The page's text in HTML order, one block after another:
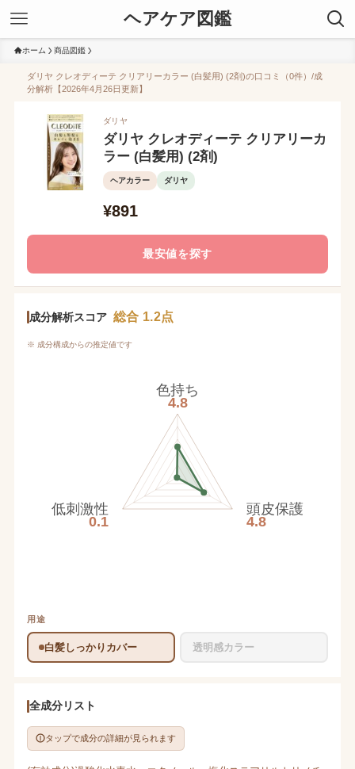
ヘアケア図鑑
ホーム 商品図鑑
ダリヤ クレオディーテ クリアリーカラー (白髪用) (2剤)の口コミ（0件）/成
分解析【2026年4月26日更新】
ダリヤ
ダリヤ クレオディーテ クリアリーカ
ラー (白髪用) (2剤)
ヘアカラー ダリヤ
¥891
最安値を探す
成分解析スコア 総合 1.2点
※ 成分構成からの推定値です
色持ち
4.8
頭皮保護
4.8
低刺激性
0.1
用途
白髪しっかりカバー 透明感カラー
全成分リスト
タップで成分の詳細が見られます